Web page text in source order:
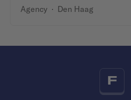
Agency · Den Haag
F